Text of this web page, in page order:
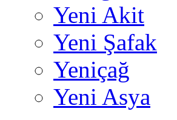
Yeni Akit
Yeni Şafak
Yeniçağ
Yeni Asya